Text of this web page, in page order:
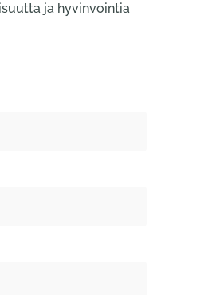
ja hyvinvointia